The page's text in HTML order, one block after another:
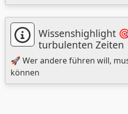
Wissenshighlight
turbulenten Zeiten
🚀 Wer andere führen will,
können